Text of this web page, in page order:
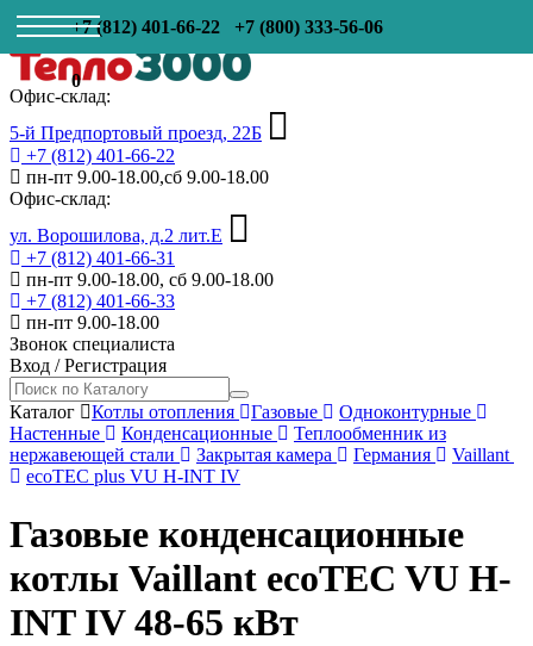
+7 (812) 401-66-22 +7 (800) 333-56-06
0
Офис-склад:
5-й Предпортовый проезд, 22Б
+7 (812) 401-66-22
пн-пт 9.00-18.00,сб 9.00-18.00
Офис-склад:
ул. Ворошилова, д.2 лит.Е
+7 (812) 401-66-31
пн-пт 9.00-18.00, сб 9.00-18.00
+7 (812) 401-66-33
пн-пт 9.00-18.00
Звонок специалиста
Вход /Регистрация
Каталог Котлы отопления Газовые
Одноконтурные
Настенные
Конденсационные
Теплообменник из
нержавеющей стали
Закрытая камера Германия
Vaillant
ecoTEC plus VU H-INT IV
Газовые конденсационные
котлы Vaillant ecoTEC VU H-
INT IV 48-65 кВт